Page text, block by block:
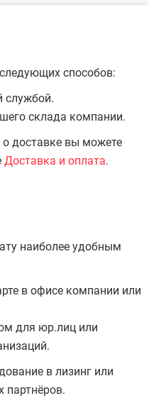
способов:
службой.
склада компании.
доставке вы можете
Доставка и оплата.
наиболее удобным
в офисе компании или
для юр.лиц или
в лизинг или
партнёров.